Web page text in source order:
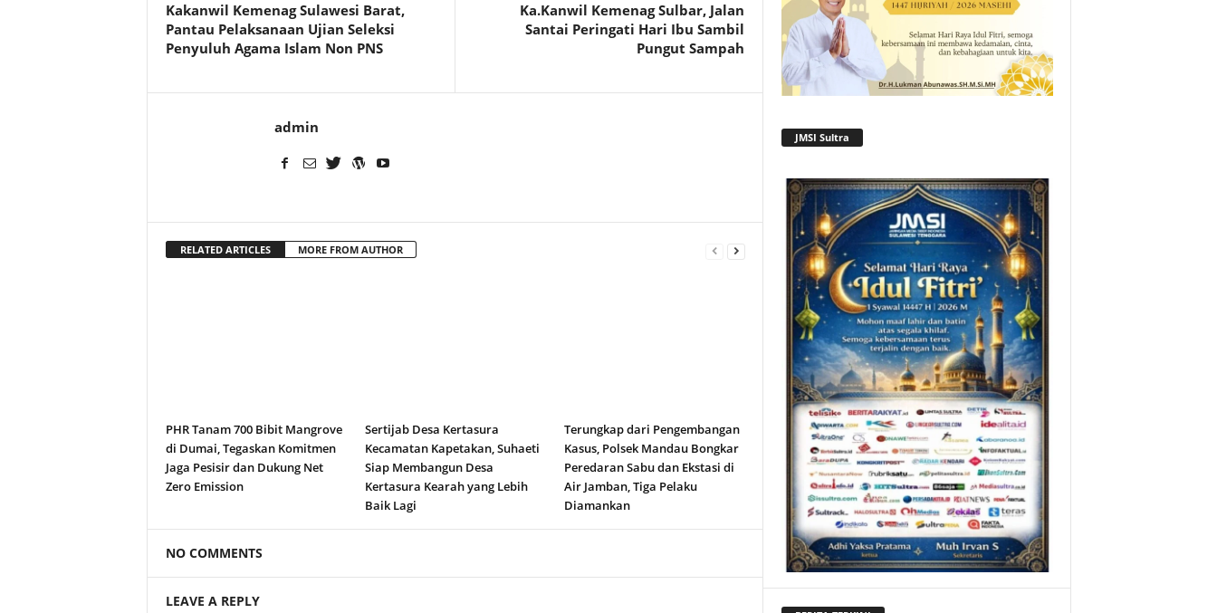
Kakanwil Kemenag Sulawesi Barat,
Pantau Pelaksanaan Ujian Seleksi
Penyuluh Agama Islam Non PNS
Ka.Kanwil Kemenag Sulbar, Jalan
Santai Peringati Hari Ibu Sambil
Pungut Sampah
admin
RELATED ARTICLES MORE FROM AUTHOR
PHR Tanam 700 Bibit Mangrove
di Dumai, Tegaskan Komitmen
Jaga Pesisir dan Dukung Net
Zero Emission
Sertijab Desa Kertasura
Kecamatan Kapetakan, Suhaeti
Siap Membangun Desa
Kertasura Kearah yang Lebih
Baik Lagi
Terungkap dari Pengembangan
Kasus, Polsek Mandau Bongkar
Peredaran Sabu dan Ekstasi di
Air Jamban, Tiga Pelaku
Diamankan
NO COMMENTS
LEAVE A REPLY
JMSI Sultra